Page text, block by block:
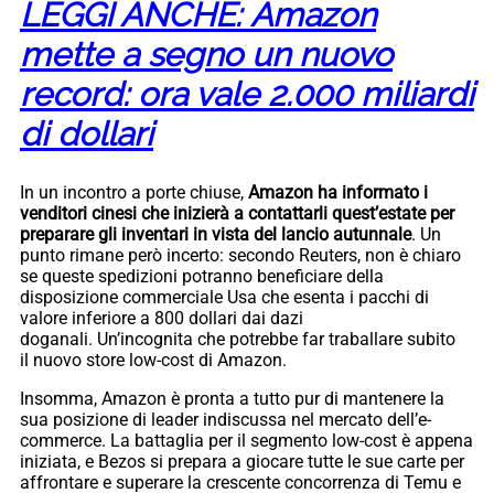
LEGGI ANCHE: Amazon
mette a segno un nuovo
record: ora vale 2.000 miliardi
di dollari
In un incontro a porte chiuse, Amazon ha informato i
venditori cinesi che inizierà a contattarli quest’estate per
preparare gli inventari in vista del lancio autunnale. Un
punto rimane però incerto: secondo Reuters, non è chiaro
se queste spedizioni potranno beneficiare della
disposizione commerciale Usa che esenta i pacchi di
valore inferiore a 800 dollari dai dazi
doganali. Un’incognita che potrebbe far traballare subito
il nuovo store low-cost di Amazon.
Insomma, Amazon è pronta a tutto pur di mantenere la
sua posizione di leader indiscussa nel mercato dell’e-
commerce. La battaglia per il segmento low-cost è appena
iniziata, e Bezos si prepara a giocare tutte le sue carte per
affrontare e superare la crescente concorrenza di Temu e